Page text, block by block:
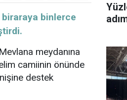
biraraya binlerce
meydanına
camiinin önünde
destek